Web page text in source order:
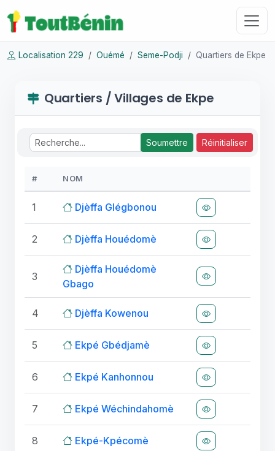
Localisation 229 Ouémé Seme-Podji Quartiers de Ekpe
Quartiers / Villages de Ekpe
Soumettre Réinitialiser
# NOM
1 Djèffa Glégbonou
2 Djèffa Houédomè
3
Djèffa Houédomè
Gbago
4 Djèffa Kowenou
5 Ekpé Gbédjamè
6 Ekpé Kanhonnou
7 Ekpé Wéchindahomè
8 Ekpé-Kpécomè